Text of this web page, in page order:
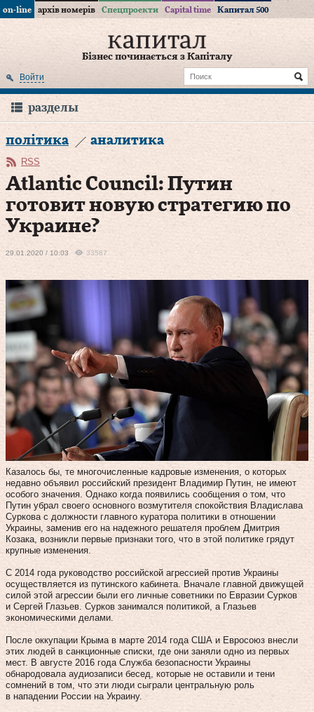
on-line архів номерів Спецпроекти Capital time Капитал 500
Бізнес починається з Капіталу
Войти
разделы
політика аналитика
RSS
Atlantic Council: Путин
готовит новую стратегию по
Украине?
29.01.2020 / 10:03 33587
Казалось бы, те многочисленные кадровые изменения, о которых
недавно объявил российский президент Владимир Путин, не имеют
особого значения. Однако когда появились сообщения о том, что
Путин убрал своего основного возмутителя спокойствия Владислава
Суркова с должности главного куратора политики в отношении
Украины, заменив его на надежного решателя проблем Дмитрия
Козака, возникли первые признаки того, что в этой политике грядут
крупные изменения.
С 2014 года руководство российской агрессией против Украины
осуществляется из путинского кабинета. Вначале главной движущей
силой этой агрессии были его личные советники по Евразии Сурков
и Сергей Глазьев. Сурков занимался политикой, а Глазьев
экономическими делами.
После оккупации Крыма в марте 2014 года США и Евросоюз внесли
этих людей в санкционные списки, где они заняли одно из первых
мест. В августе 2016 года Служба безопасности Украины
обнародовала аудиозаписи бесед, которые не оставили и тени
сомнений в том, что эти люди сыграли центральную роль
в нападении России на Украину.